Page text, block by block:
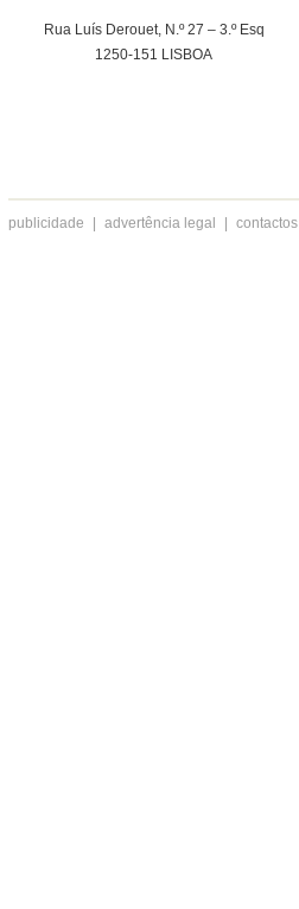
Rua Luís Derouet, N.º 27 – 3.º Esq
1250-151 LISBOA
publicidade advertência legal contactos